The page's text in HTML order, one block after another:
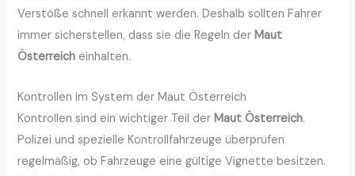
Verstöße schnell erkannt werden. Deshalb sollten Fahrer
immer sicherstellen, dass sie die Regeln derMaut
Österreich einhalten.
Kontrollen im System der Maut Österreich
Kontrollen sind ein wichtiger Teil der Maut Österreich.
Polizei und spezielle Kontrollfahrzeuge überprüfen
regelmäßig, ob Fahrzeuge eine gültige Vignette besitzen.